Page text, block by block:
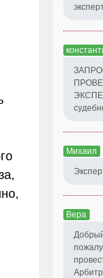
Михаил
Вера